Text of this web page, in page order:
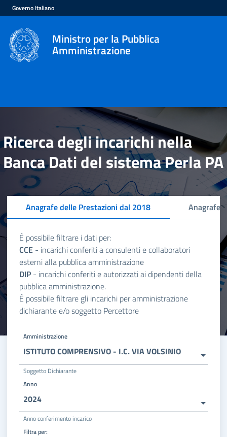
Governo Italiano
Ministro per la Pubblica
Amministrazione
Ricerca degli incarichi nella
Banca Dati del sistema Perla PA
Anagrafe delle Prestazioni dal 2018 Anagrafe
È possibile filtrare i dati per:
CCE - incarichi conferiti a consulenti e collaboratori
esterni alla pubblica amministrazione
DIP - incarichi conferiti e autorizzati ai dipendenti della
pubblica amministrazione.
È possibile filtrare gli incarichi per amministrazione
dichiarante e/o soggetto Percettore
Amministrazione
ISTITUTO COMPRENSIVO - I.C. VIA VOLSINIO
Soggetto Dichiarante
Anno
2024
Anno conferimento incarico
Filtra per: